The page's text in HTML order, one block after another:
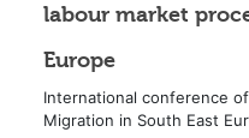
labour market
Europe
International conference
Migration in South East